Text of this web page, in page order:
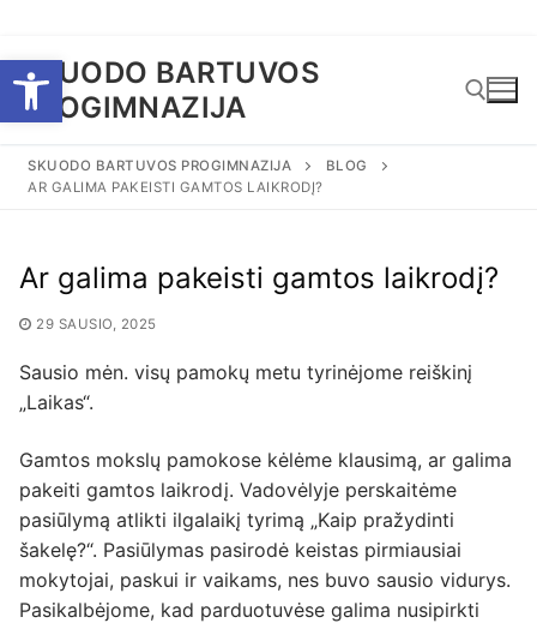
Open toolbar
prie
turinio
SKUODO BARTUVOS
PROGIMNAZIJA
Ieškoti:
SKUODO BARTUVOS PROGIMNAZIJA
BLOG
AR GALIMA PAKEISTI GAMTOS LAIKRODĮ?
Ar galima pakeisti gamtos laikrodį?
29 SAUSIO, 2025
Sausio mėn. visų pamokų metu tyrinėjome reiškinį
„Laikas“.
Gamtos mokslų pamokose kėlėme klausimą, ar galima
pakeiti gamtos laikrodį. Vadovėlyje perskaitėme
pasiūlymą atlikti ilgalaikį tyrimą „Kaip pražydinti
šakelę?“. Pasiūlymas pasirodė keistas pirmiausiai
mokytojai, paskui ir vaikams, nes buvo sausio vidurys.
Pasikalbėjome, kad parduotuvėse galima nusipirkti